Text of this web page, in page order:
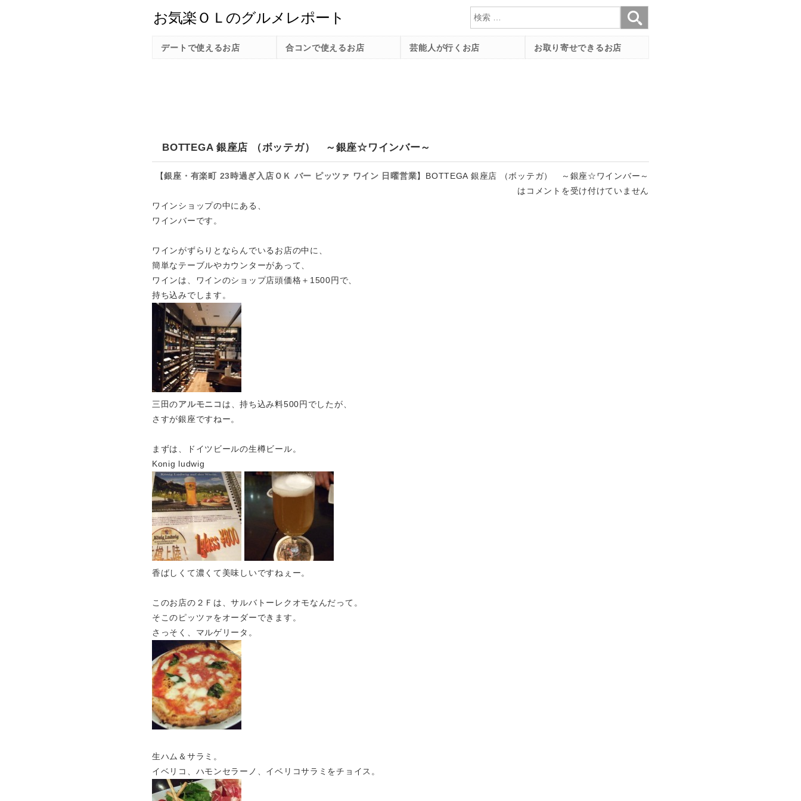
検索
BOTTEGA 銀座店 （ボッテガ） ～銀座☆ワインバー～
【銀座・有楽町 23時過ぎ入店ＯＫ バー ピッツァ ワイン 日曜営業】 BOTTEGA 銀座店 （ボッテガ） ～銀座☆ワインバー～
は コメントを受け付けていません
ワインショップの中にある、
ワインバーです。
ワインがずらりとならんでいるお店の中に、
簡単なテーブルやカウンターがあって、
ワインは、ワインのショップ店頭価格＋1500円で、
持ち込みでします。
三田のアルモニコ は、持ち込み料500円でしたが、
さすが銀座ですねー。
まずは、ドイツビールの生樽ビール。
Konig ludwig
香ばしくて濃くて美味しいですねぇー。
このお店の２Ｆは、サルバトーレクオモなんだって。
そこのピッツァをオーダーできます。
さっそく、マルゲリータ。
生ハム＆サラミ。
イベリコ、ハモンセラーノ、イベリコサラミをチョイス。
デートで使えるお店 合コンで使えるお店 芸能人が行くお店 お取り寄せできるお店